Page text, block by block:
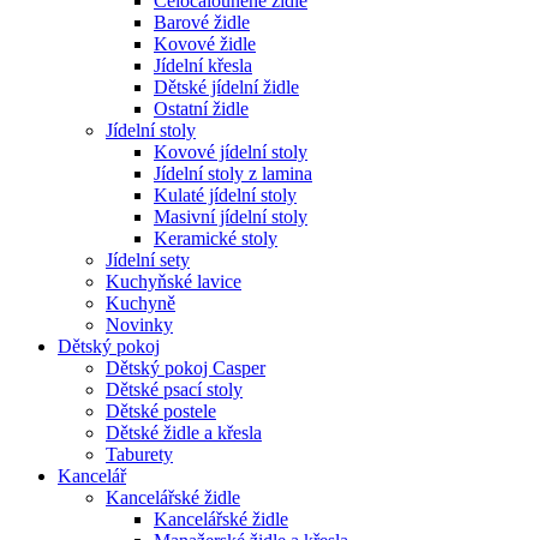
Barové židle
Kovové židle
Jídelní křesla
Dětské jídelní židle
Ostatní židle
Jídelní stoly
Kovové jídelní stoly
Jídelní stoly z lamina
Kulaté jídelní stoly
Masivní jídelní stoly
Keramické stoly
Jídelní sety
Kuchyňské lavice
Kuchyně
Novinky
Dětský pokoj
Dětský pokoj Casper
Dětské psací stoly
Dětské postele
Dětské židle a křesla
Taburety
Kancelář
Kancelářské židle
Kancelářské židle